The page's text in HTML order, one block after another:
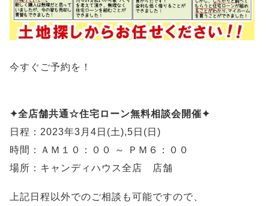
今すぐご予約を！
✦全店舗共通☆住宅ローン無料相談会開催✦
日程：2023年3月4日(土),5日(日)
時間：ＡＭ１０：００ ～ ＰＭ６：００
場所：キャンディハウス全店 店舗
上記日程以外でのご相談も可能ですので、